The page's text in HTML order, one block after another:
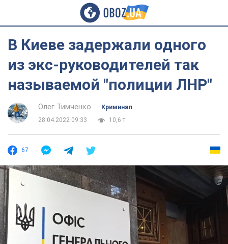
В Киеве задержали одного
из экс-руководителей так
называемой "полиции ЛНР"
Олег Тимченко
Криминал
28.04.2022 09:33
10,6 т.
67